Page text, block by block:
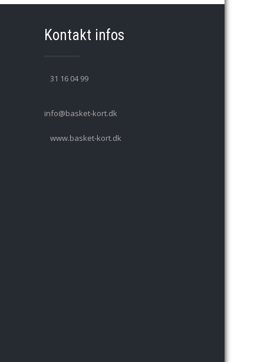
Kontakt infos
31 16 04 99
info@basket-kort.dk
www.basket-kort.dk